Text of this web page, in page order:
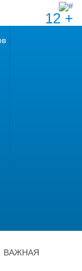
12 +
ВАЖНАЯ